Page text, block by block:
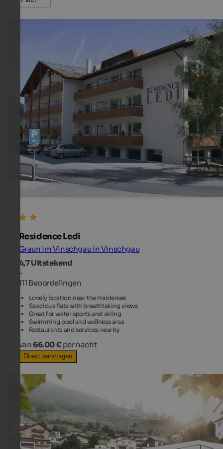
Residence Ledi
Graun im Vinschgau in Vinschgau
4,7Uitstekend
-
111 Beoordelingen
Lovely location near the Haidersee
Spacious flats with breathtaking views
Great for water sports and skiing
Swimming pool and wellness area
Restaurants and services nearby
van 66.00 € per nacht
Direct aanvragen